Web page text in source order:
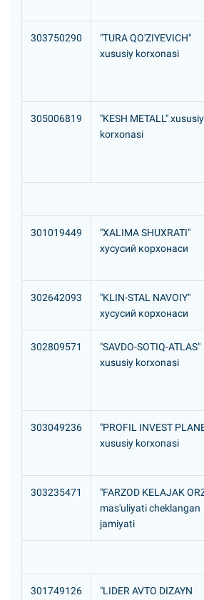
303750290
"TURA QO'ZIYEVICH"
xususiy korxonasi
305006819
"KESH METALL" xususiy
korxonasi
301019449
"XALIMA SHUXRATI"
хусусий корхонаси
302642093
"KLIN-STAL NAVOIY"
хусусий корхонаси
302809571
"SAVDO-SOTIQ-ATLAS"
xususiy korxonasi
303049236
"PROFIL INVEST
xususiy korxonasi
303235471
"FARZOD KELAJAK
mas'uliyati cheklangan
jamiyati
301749126
"LIDER AVTO DIZAYN